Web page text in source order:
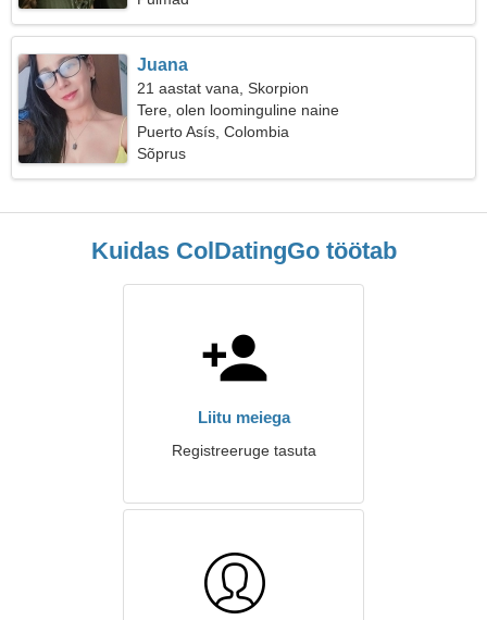
Juana
21 aastat vana, Skorpion
Tere, olen loominguline naine
Puerto Asís, Colombia
Sõprus
Kuidas ColDatingGo töötab
Liitu meiega
Registreeruge tasuta